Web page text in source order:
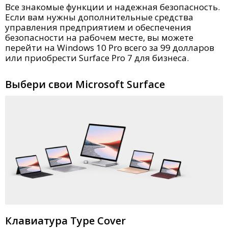
Все знакомые функции и надежная безопасность.
Если вам нужны дополнительные средства
управления предприятием и обеспечения
безопасности на рабочем месте, вы можете
перейти на Windows 10 Pro всего за 99 долларов
или приобрести Surface Pro 7 для бизнеса.
Выбери свои Microsoft Surface
Клавиатура Type Cover